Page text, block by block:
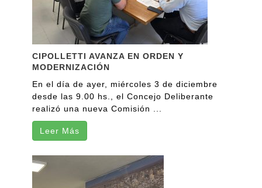
CIPOLLETTI AVANZA EN ORDEN Y
MODERNIZACIÓN
En el día de ayer, miércoles 3 de diciembre
desde las 9.00 hs., el Concejo Deliberante
realizó una nueva Comisión ...
Leer Más